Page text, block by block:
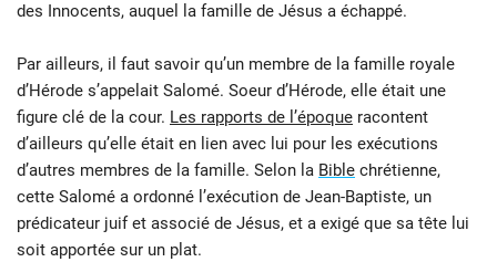
des Innocents, auquel la famille de Jésus a échappé.
Par ailleurs, il faut savoir qu’un membre de la famille royale
d’Hérode s’appelait Salomé. Soeur d’Hérode, elle était une
figure clé de la cour. Les rapports de l’époque racontent
d’ailleurs qu’elle était en lien avec lui pour les exécutions
d’autres membres de la famille. Selon la Bible chrétienne,
cette Salomé a ordonné l’exécution de Jean-Baptiste, un
prédicateur juif et associé de Jésus, et a exigé que sa tête lui
soit apportée sur un plat.